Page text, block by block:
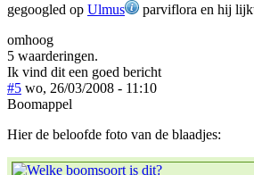
gegoogled op Ulmus
parviflora en hij
omhoog
5 waarderingen.
Ik vind dit een goed bericht
#5 wo, 26/03/2008 - 11:10
Boomappel
Hier de beloofde foto van de blaadjes: